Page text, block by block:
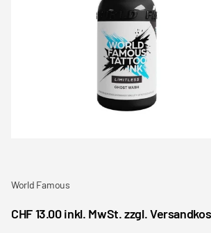
World Famous
CHF 13.00 inkl. MwSt. zzgl.